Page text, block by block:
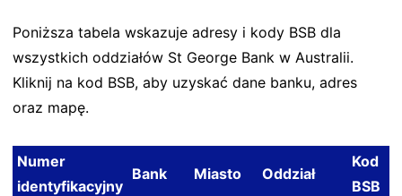
Poniższa tabela wskazuje adresy i kody BSB dla
wszystkich oddziałów St George Bank w Australii.
Kliknij na kod BSB, aby uzyskać dane banku, adres
oraz mapę.
Numer
identyfikacyjny
Bank Miasto Oddział
Kod
BSB